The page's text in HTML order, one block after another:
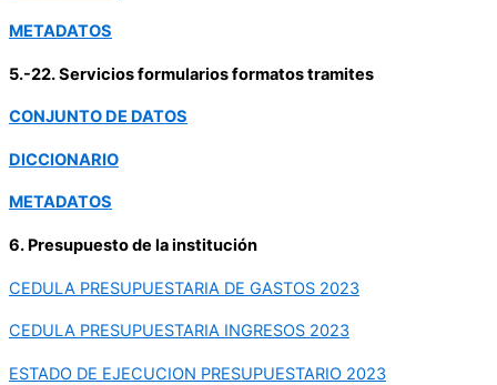
METADATOS
5.-22. Servicios formularios formatos tramites
CONJUNTO DE DATOS
DICCIONARIO
METADATOS
6. Presupuesto de la institución
CEDULA PRESUPUESTARIA DE GASTOS 2023
CEDULA PRESUPUESTARIA INGRESOS 2023
ESTADO DE EJECUCION PRESUPUESTARIO 2023